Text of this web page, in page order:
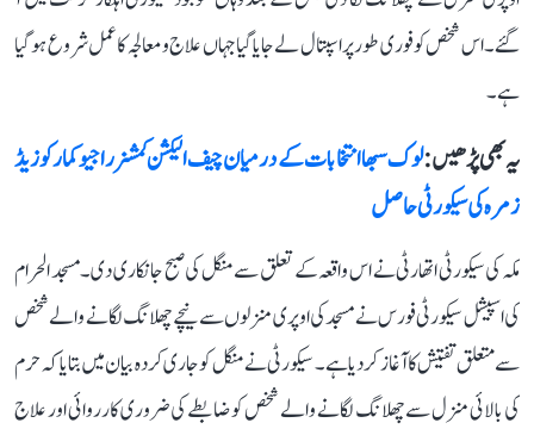
گئے۔ اس شخص کو فوری طور پر اسپتال لے جایا گیا جہاں علاج و معالجہ کا عمل شروع ہو گیا
ہے۔
یہ بھی پڑھیں :لوک سبھا انتخابات کے درمیان چیف الیکشن کمشنر راجیو کمار کو زیڈ
زمرہ کی سیکورٹی حاصل
مکہ کی سیکورٹی اتھارٹی نے اس واقعہ کے تعلق سے منگل کی صبح جانکاری دی۔ مسجد الحرام
کی اسپیشل سیکورٹی فورس نے مسجد کی اوپری منزلوں سے نیچے چھلانگ لگانے والے شخص
سے متعلق تفتیش کا آغاز کر دیا ہے۔ سیکورٹی نے منگل کو جاری کردہ بیان میں بتایا کہ حرم
کی بالائی منزل سے چھلانگ لگانے والے شخص کو ضابطے کی ضروری کارروائی اور علاج